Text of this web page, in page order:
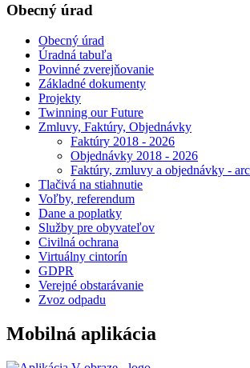
Obecný úrad
Obecný úrad
Úradná tabuľa
Povinné zverejňovanie
Základné dokumenty
Projekty
Twinning our Future
Zmluvy, Faktúry, Objednávky
Faktúry 2018 - 2026
Objednávky 2018 - 2026
Faktúry, zmluvy a objednávky -
Tlačivá na stiahnutie
Voľby, referendum
Dane a poplatky
Služby pre obyvateľov
Civilná ochrana
Virtuálny cintorín
GDPR
Verejné obstarávanie
Zvoz odpadu
Mobilná aplikácia